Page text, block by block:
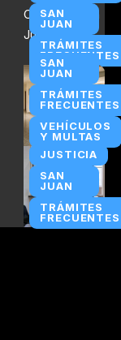
SAN
JUAN
TRÁMITES
FRECUENTES
SAN
JUAN
TRÁMITES
FRECUENTES
VEHÍCULOS
Y MULTAS
JUSTICIA
SAN
JUAN
TRÁMITES
FRECUENTES